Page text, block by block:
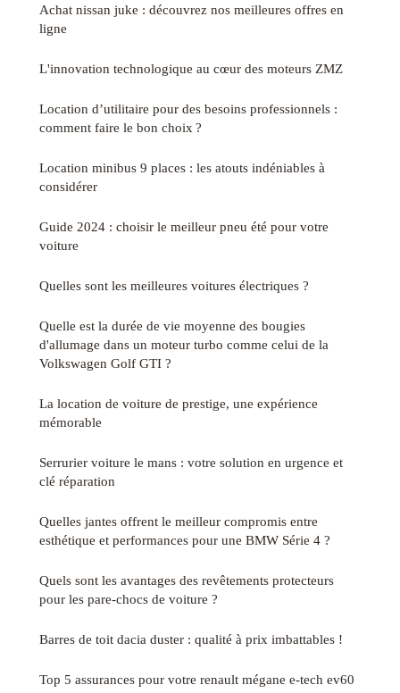
Achat nissan juke : découvrez nos meilleures offres en
ligne
L'innovation technologique au cœur des moteurs ZMZ
Location d’utilitaire pour des besoins professionnels :
comment faire le bon choix ?
Location minibus 9 places : les atouts indéniables à
considérer
Guide 2024 : choisir le meilleur pneu été pour votre
voiture
Quelles sont les meilleures voitures électriques ?
Quelle est la durée de vie moyenne des bougies
d'allumage dans un moteur turbo comme celui de la
Volkswagen Golf GTI ?
La location de voiture de prestige, une expérience
mémorable
Serrurier voiture le mans : votre solution en urgence et
clé réparation
Quelles jantes offrent le meilleur compromis entre
esthétique et performances pour une BMW Série 4 ?
Quels sont les avantages des revêtements protecteurs
pour les pare-chocs de voiture ?
Barres de toit dacia duster : qualité à prix imbattables !
Top 5 assurances pour votre renault mégane e-tech ev60